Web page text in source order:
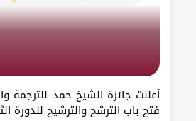
أعلنت جائزة الشيخ حمد للترجمة
فتح باب الترشح والترشيح للدورة